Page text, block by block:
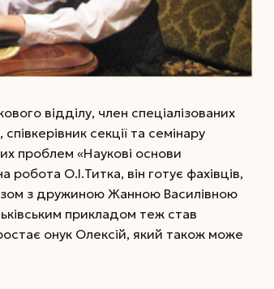
відділу, член спеціалізованих
секції та семінару
проблем «Наукові основи
О.І.Титка, він готує фахівців,
з дружиною Жанною Василівною
прикладом теж став
онук Олексій, який також може